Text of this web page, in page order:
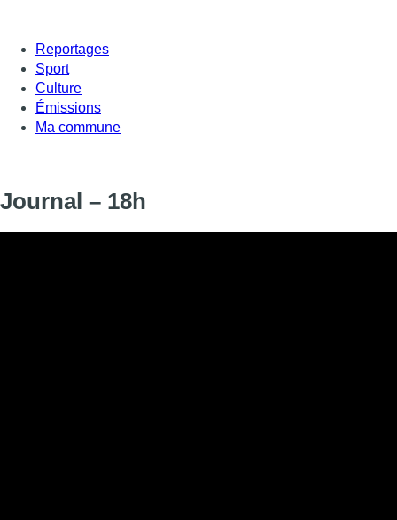
Reportages
Sport
Culture
Émissions
Ma commune
Journal – 18h